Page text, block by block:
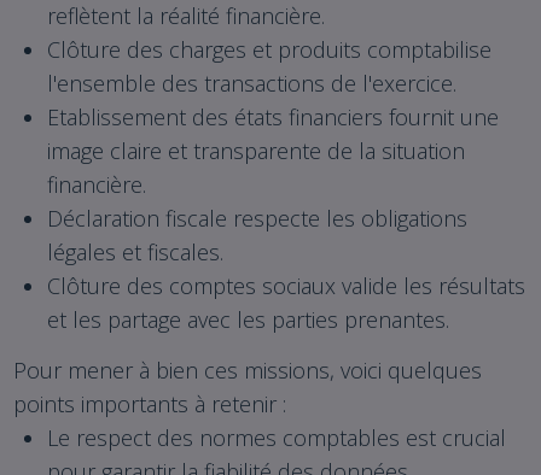
reflètent la réalité financière.
Clôture des charges et produits comptabilise
l'ensemble des transactions de l'exercice.
Etablissement des états financiers fournit une
image claire et transparente de la situation
financière.
Déclaration fiscale respecte les obligations
légales et fiscales.
Clôture des comptes sociaux valide les résultats
et les partage avec les parties prenantes.
Pour mener à bien ces missions, voici quelques
points importants à retenir :
Le respect des normes comptables est crucial